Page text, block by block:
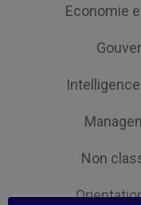
Economie
Non